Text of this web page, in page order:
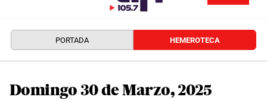
PORTADA HEMEROTECA
Domingo 30 de Marzo, 2025